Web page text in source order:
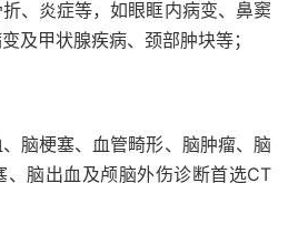
、炎症等，如眼眶内病变、鼻窦
及甲状腺疾病、颈部肿块等；
脑梗塞、血管畸形、脑肿瘤、脑
脑出血及颅脑外伤诊断首选CT